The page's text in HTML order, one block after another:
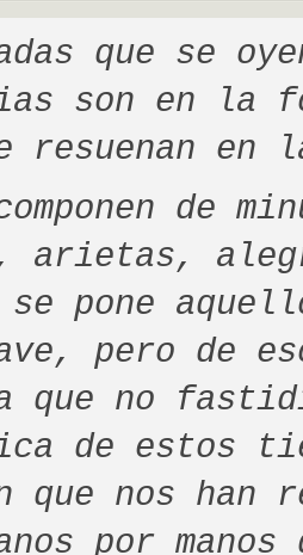
que se
son en la
resuenan
de
arietas,
pone
pero de
que no
de estos
que nos han
por manos